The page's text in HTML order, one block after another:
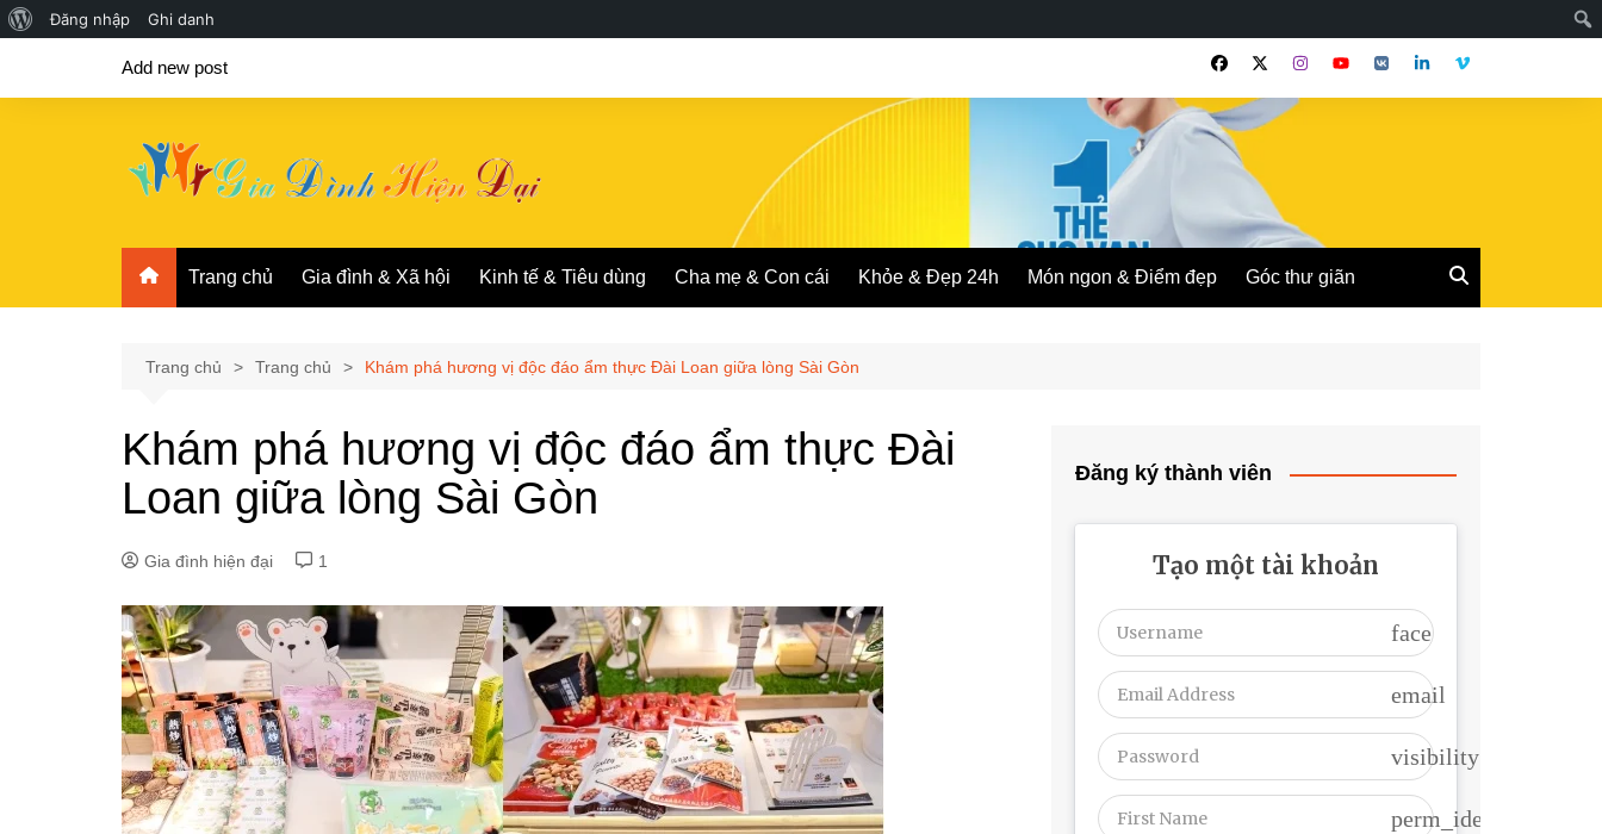
Giới
về
Đăng nhập Ghi danh
Add new post
Trang chủ Gia đình & Xã hội Kinh tế & Tiêu dùng Cha mẹ & Con cái Khỏe & Đẹp 24h Món ngon & Điểm đẹp Góc thư giãn
Trang chủ Trang chủ Khám phá hương vị độc đáo ẩm thực Đài Loan giữa lòng Sài Gòn
Khám phá hương vị độc đáo ẩm thực Đài
Loan giữa lòng Sài Gòn
Gia đình hiện đại 1
Đăng ký thành viên
Tạo một tài khoản
face
email
visibility
perm_identity